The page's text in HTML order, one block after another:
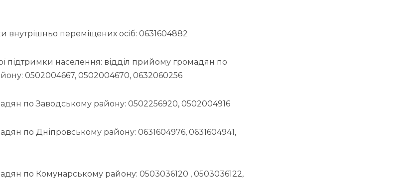
внутрішньо переміщених осіб: 0631604882
підтримки населення: відділ прийому громадян по
0502004667, 0502004670, 0632060256
по Заводському району: 0502256920, 0502004916
по Дніпровському району: 0631604976, 0631604941,
по Комунарському району: 0503036120 , 0503036122,